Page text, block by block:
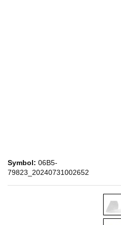
Symbol: 06B5-
79823_20240731002652